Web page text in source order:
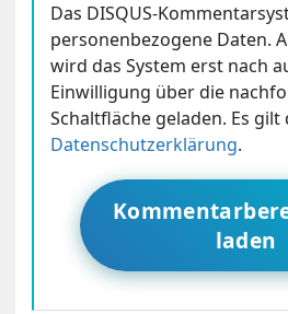
Das DISQUS-
personenbezogene Daten.
wird das System erst nach
Einwilligung über die
Schaltfläche geladen. Es gilt
Datenschutzerklärung.
laden